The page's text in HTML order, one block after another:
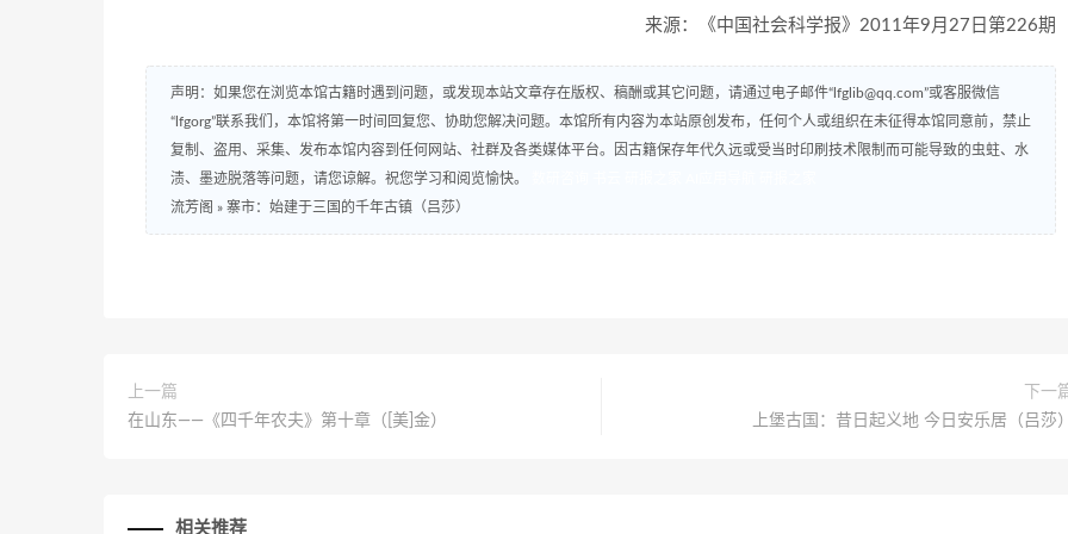
来源：《中国社会科学报》2011年9月27日第226期
声明：如果您在浏览本馆古籍时遇到问题，或发现本站文章存在版权、稿酬或其它问题，请通过电子邮件“lfglib@qq.com”或客服微信
“lfgorg”联系我们，本馆将第一时间回复您、协助您解决问题。本馆所有内容为本站原创发布，任何个人或组织在未征得本馆同意前，禁止
复制、盗用、采集、发布本馆内容到任何网站、社群及各类媒体平台。因古籍保存年代久远或受当时印刷技术限制而可能导致的虫蛀、水
渍、墨迹脱落等问题，请您谅解。祝您学习和阅览愉快。
流芳阁 » 寨市：始建于三国的千年古镇（吕莎）
上一篇
在山东——《四千年农夫》第十章（[美]金）
下一
上堡古国：昔日起义地 今日安乐居（吕莎
相关推荐